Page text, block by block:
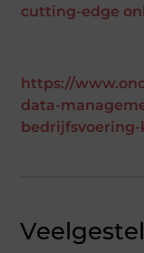
cutting-edge
https://
data-